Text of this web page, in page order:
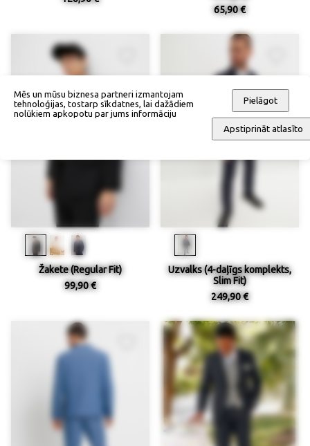
65,90 €
Žakete (Regular Fit)
99,90 €
Uzvalks (4-daļīgs komplekts,
Slim Fit)
249,90 €
Mēs un mūsu biznesa partneri izmantojam
tehnoloģijas, tostarp sīkdatnes, lai dažādiem
nolūkiem apkopotu par jums informāciju
Pielāgot
Apstiprināt atlasīto